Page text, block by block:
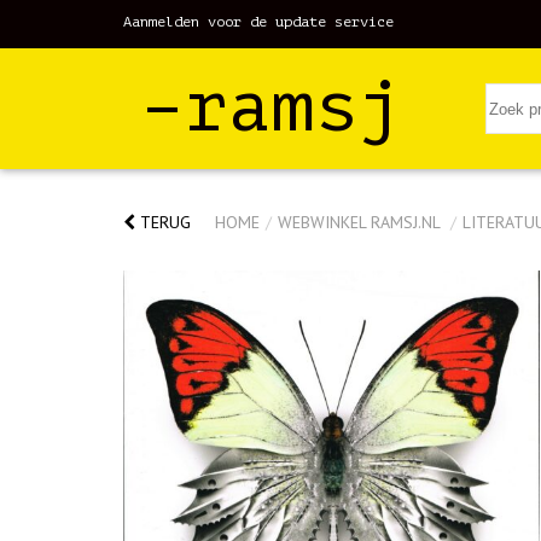
Aanmelden voor de update service
–ramsj
TERUG HOME / WEBWINKEL RAMSJ.NL /